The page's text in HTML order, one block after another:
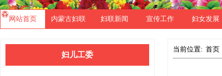
网站首页 内蒙古妇联 妇联新闻 宣传工作 妇女发展
妇儿工委
当前位置: 首页